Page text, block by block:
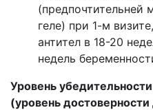
(предпочтительней
геле) при 1-м
антител в 18-20
недель
Уровень
(уровень достоверности